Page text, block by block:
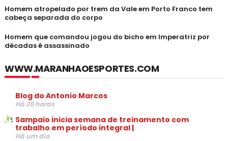
Homem atropelado por trem da Vale em Porto Franco tem
cabeça separada do corpo
Homem que comandou jogou do bicho em Imperatriz por
décadas é assassinado
WWW.MARANHAOESPORTES.COM
Blog do Antonio Marcos
Há 20 horas
Sampaio inicia semana de treinamento com
trabalho em período integral |
Há um dia